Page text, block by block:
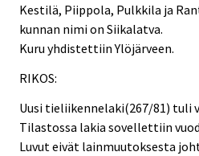
Kestilä, Piippola, Pulkkila ja
kunnan nimi on Siikalatva.
Kuru yhdistettiin Ylöjärveen.
RIKOS:
Uusi tieliikennelaki(267/81) tuli
Tilastossa lakia sovellettiin
Luvut eivät lainmuutoksesta